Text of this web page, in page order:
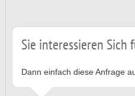
Sie interessieren Sich
Dann einfach diese Anfrage